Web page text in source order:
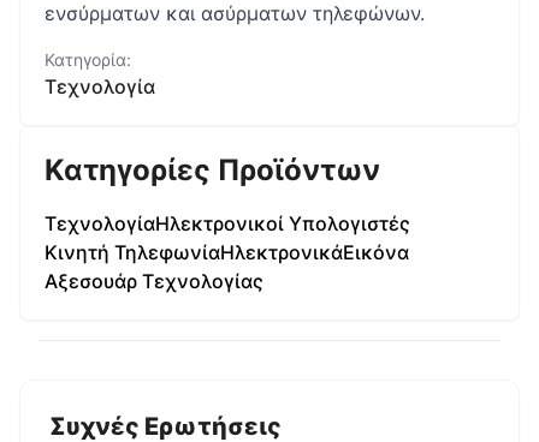
ενσύρματων και ασύρματων τηλεφώνων.
Κατηγορία:
Τεχνολογία
Κατηγορίες Προϊόντων
ΤεχνολογίαΗλεκτρονικοί Υπολογιστές
Κινητή ΤηλεφωνίαΗλεκτρονικάΕικόνα
Αξεσουάρ Τεχνολογίας
Συχνές Ερωτήσεις